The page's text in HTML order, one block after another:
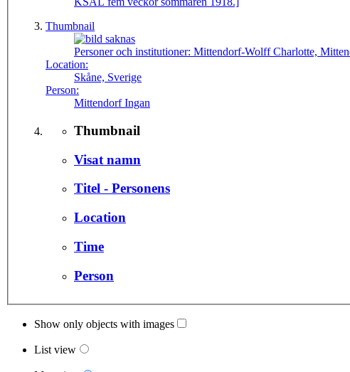
Thumbnail
Personer och institutioner: Mittendorf-Wolff Charlotte,
Location:
Skåne, Sverige
Person:
Mittendorf Ingan
Thumbnail
Visat namn
Titel - Personens
Location
Time
Person
Show only objects with images
List view